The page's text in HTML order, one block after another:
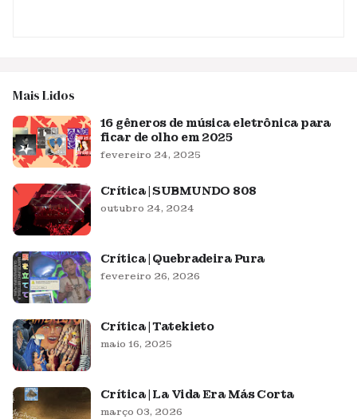
Mais Lidos
16 gêneros de música eletrônica para
ficar de olho em 2025
fevereiro 24, 2025
Crítica | SUBMUNDO 808
outubro 24, 2024
Crítica | Quebradeira Pura
fevereiro 26, 2026
Crítica | Tatekieto
maio 16, 2025
Crítica | La Vida Era Más Corta
março 03, 2026